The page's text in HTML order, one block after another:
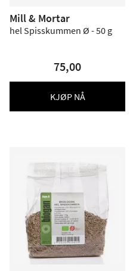
Mill & Mortar
hel Spisskummen Ø - 50 g
75,00
KJØP NÅ